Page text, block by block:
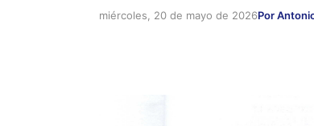
miércoles, 20 de mayo de 2026Por